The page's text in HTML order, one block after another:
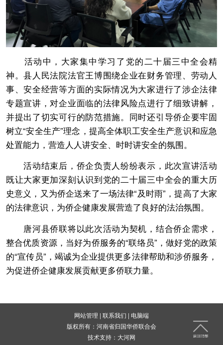
活动中，大家集中学习了党的二十届三中全会精
神。县人民法院法官王博围绕企业在财务管理、劳动人
事、安全经营等方面的实际情况为大家进行了涉企法律
专题宣讲，对企业面临的法律风险点进行了细致讲解，
并提出了切实可行的防范措施。同时还引导侨企要牢固
树立“安全生产”理念，提高全体职工安全生产意识和应急
处置能力，营造人人讲安全、时时讲安全的氛围。
活动结束后，侨企负责人纷纷表示，此次宣讲活动
既让大家更加深刻认识到党的二十届三中全会的重大历
史意义，又为侨企送来了一场法律“及时雨”，提高了大家
的法律意识，为侨企健康发展营造了良好的法治氛围。
唐河县侨联将以此次活动为契机，结合侨企需求，
整合优质资源，当好为侨服务的“联络员”，做好党的政策
的“宣传员”，竭诚为企业提供更多法律帮助和涉侨服务，
为促进侨企健康发展贡献更多侨联力量。
网站管理 | 联系我们 | 电脑端
版权所有：河南省归国华侨联合会
技术支持： 大河网